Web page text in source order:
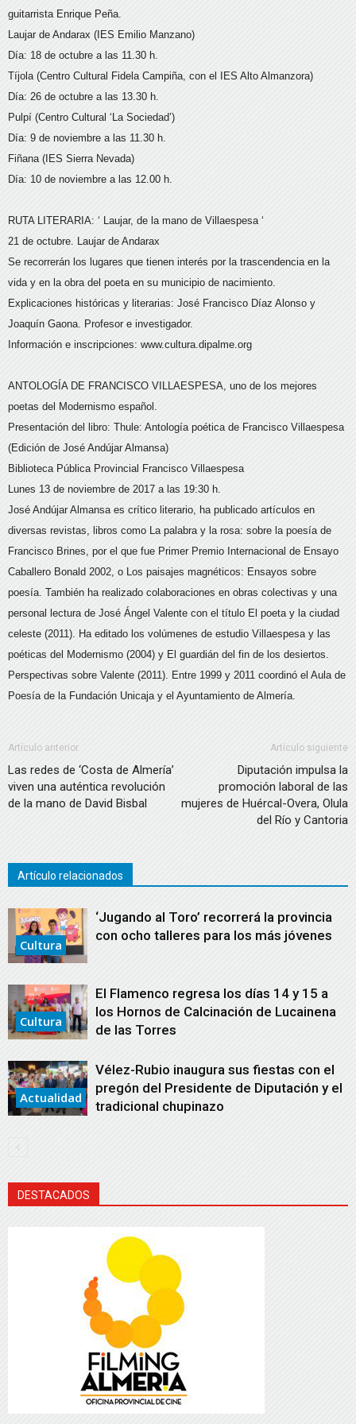
guitarrista Enrique Peña.
Laujar de Andarax (IES Emilio Manzano)
Día: 18 de octubre a las 11.30 h.
Tíjola (Centro Cultural Fidela Campiña, con el IES Alto Almanzora)
Día: 26 de octubre a las 13.30 h.
Pulpí (Centro Cultural ‘La Sociedad’)
Día: 9 de noviembre a las 11.30 h.
Fiñana (IES Sierra Nevada)
Día: 10 de noviembre a las 12.00 h.
RUTA LITERARIA: ‘ Laujar, de la mano de Villaespesa ‘
21 de octubre. Laujar de Andarax
Se recorrerán los lugares que tienen interés por la trascendencia en la
vida y en la obra del poeta en su municipio de nacimiento.
Explicaciones históricas y literarias: José Francisco Díaz Alonso y
Joaquín Gaona. Profesor e investigador.
Información e inscripciones: www.cultura.dipalme.org
ANTOLOGÍA DE FRANCISCO VILLAESPESA, uno de los mejores
poetas del Modernismo español.
Presentación del libro: Thule: Antología poética de Francisco Villaespesa
(Edición de José Andújar Almansa)
Biblioteca Pública Provincial Francisco Villaespesa
Lunes 13 de noviembre de 2017 a las 19:30 h.
José Andújar Almansa es crítico literario, ha publicado artículos en
diversas revistas, libros como La palabra y la rosa: sobre la poesía de
Francisco Brines, por el que fue Primer Premio Internacional de Ensayo
Caballero Bonald 2002, o Los paisajes magnéticos: Ensayos sobre
poesía. También ha realizado colaboraciones en obras colectivas y una
personal lectura de José Ángel Valente con el título El poeta y la ciudad
celeste (2011). Ha editado los volúmenes de estudio Villaespesa y las
poéticas del Modernismo (2004) y El guardián del fin de los desiertos.
Perspectivas sobre Valente (2011). Entre 1999 y 2011 coordinó el Aula de
Poesía de la Fundación Unicaja y el Ayuntamiento de Almería.
Artículo anterior
Las redes de ‘Costa de Almería’
viven una auténtica revolución
de la mano de David Bisbal
Artículo siguiente
Diputación impulsa la
promoción laboral de las
mujeres de Huércal-Overa, Olula
del Río y Cantoria
Artículo relacionados
Cultura
‘Jugando al Toro’ recorrerá la provincia
con ocho talleres para los más jóvenes
Cultura
El Flamenco regresa los días 14 y 15 a
los Hornos de Calcinación de Lucainena
de las Torres
Actualidad
Vélez-Rubio inaugura sus fiestas con el
pregón del Presidente de Diputación y el
tradicional chupinazo
DESTACADOS